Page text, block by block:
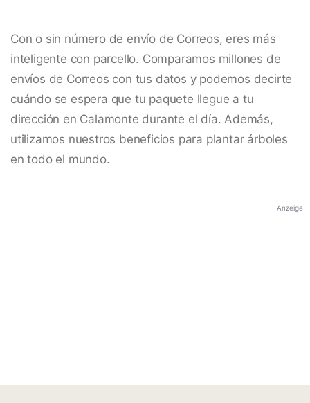
Con o sin número de envío de Correos, eres más
inteligente con parcello. Comparamos millones de
envíos de Correos con tus datos y podemos decirte
cuándo se espera que tu paquete llegue a tu
dirección en Calamonte durante el día. Además,
utilizamos nuestros beneficios para plantar árboles
en todo el mundo.
Anzeige